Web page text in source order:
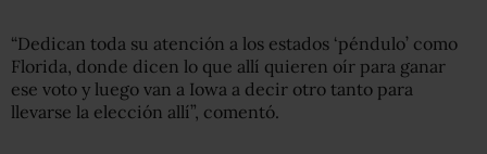
“Dedican toda su atención a los estados ‘péndulo’ como
Florida, donde dicen lo que allí quieren oír para ganar
ese voto y luego van a Iowa a decir otro tanto para
llevarse la elección allí”, comentó.